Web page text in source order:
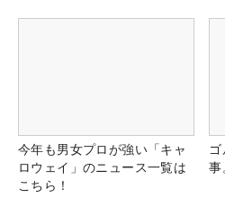
今年も男女プロが強い「キャ
ロウェイ」のニュース一覧は
こちら！
事